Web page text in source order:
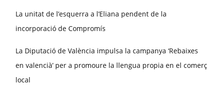
La unitat de l’esquerra a l’Eliana pendent de la
incorporació de Compromís
La Diputació de València impulsa la campanya ‘Rebaixes
en valencià’ per a promoure la llengua propia en el comerç
local